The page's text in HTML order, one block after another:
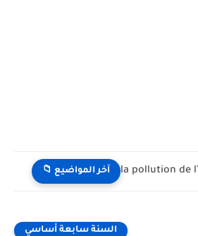
📁 آخر المواضيع
السنة سابعة أساسي